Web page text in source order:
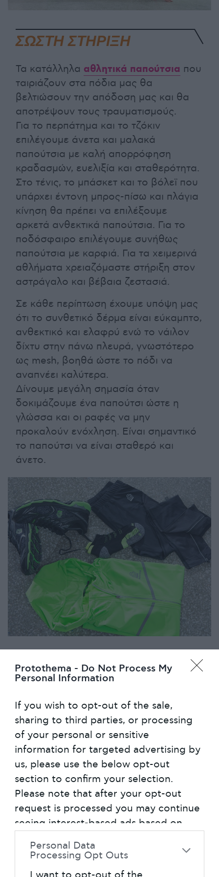
Protothema - Do Not Process My
Personal Information
If you wish to opt-out of the sale,
sharing to third parties, or processing
of your personal or sensitive
information for targeted advertising by
us, please use the below opt-out
section to confirm your selection.
Please note that after your opt-out
request is processed you may continue
seeing interest-based ads based on
personal information disclosed to third
Personal Data
Processing Opt Outs
ΣΩΣΤΗ ΣΤΗΡΙΞΗ
Τα κατάλληλα αθλητικά παπούτσια που
ταιριάζουν στα πόδια μας θα
βελτιώσουν την απόδοση μας και θα
αποτρέψουν τους τραυματισμούς.
Για το περπάτημα και το τζόκιν
επιλέγουμε άνετα και μαλακά
παπούτσια με καλή απορρόφηση
κραδασμών, ευελιξία και σταθερότητα.
Στο τένις, το μπάσκετ και το βόλεϊ που
υπάρχει έντονη μπρος-πίσω και πλάγια
κίνηση θα πρέπει να επιλέξουμε
αρκετά ανθεκτικά παπούτσια. Για το
ποδόσφαιρο επιλέγουμε συνήθως
παπούτσια με καρφιά. Για τα χειμερινά
αθλήματα χρειαζόμαστε στήριξη στον
αστράγαλο και βέβαια ζεστασιά.
Σε κάθε περίπτωση έχουμε υπόψη μας
ότι το συνθετικό δέρμα είναι εύκαμπτο,
ανθεκτικό και ελαφρύ ενώ το νάιλον
δίχτυ στην πάνω πλευρά, γνωστότερο
ως mesh, βοηθά ώστε το πόδι να
αναπνέει καλύτερα.
Δίνουμε μεγάλη σημασία όταν
δοκιμάζουμε ένα παπούτσι ώστε η
γλώσσα και οι ραφές να μην
προκαλούν ενόχληση. Είναι σημαντικό
το παπούτσι να είναι σταθερό και
άνετο.
ΕΓΓΥΗΜΕΝΕΣ ΕΠΙΛΟΓΕΣ
ΕΠΕ γνωρίζει πολύ καλά την αθλητική
ένδυση και επενδύει σε εταιρείες που
πληρούν τα υψηλά κριτήρια τα οποία
έχει θέσει. Δραστηριοποιείται τα
τελευταία 41 χρόνια στο εμπόριο
αθλητικών ειδών και παρέχει
εξαιρετικά προϊόντα σε προσιτές τιμές,
για αυτό και γρήγορα ταυτίστηκε στη
συνείδηση του κοινού ως η κορυφαία